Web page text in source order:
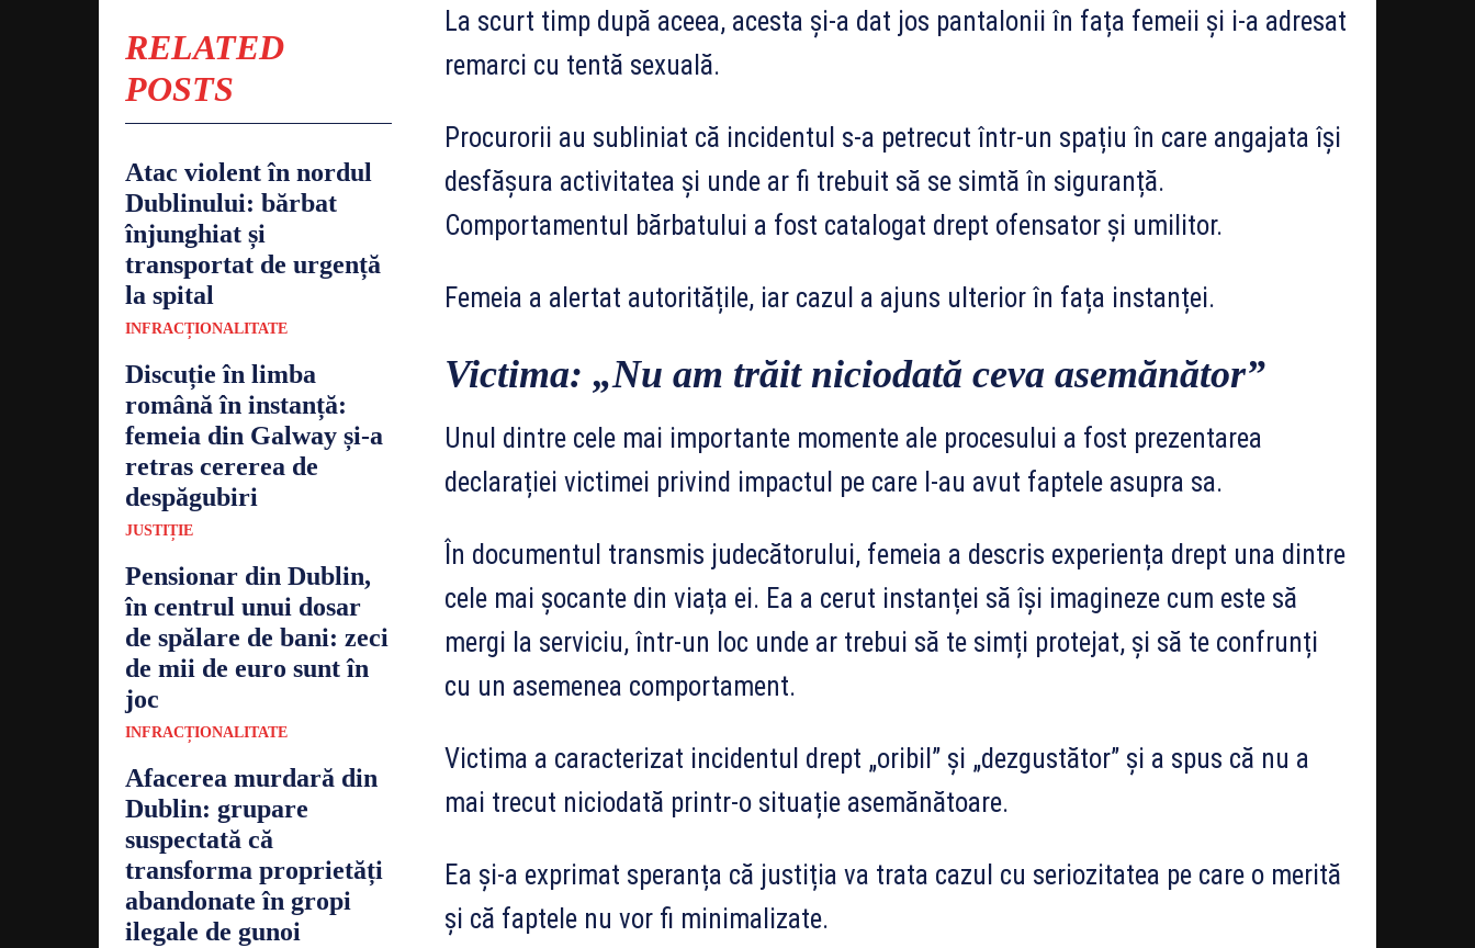
RELATED
POSTS
Atac violent în nordul
Dublinului: bărbat
înjunghiat și
transportat de urgență
la spital
INFRACȚIONALITATE
Discuție în limba
română în instanță:
femeia din Galway și-a
retras cererea de
despăgubiri
JUSTIȚIE
Pensionar din Dublin,
în centrul unui dosar
de spălare de bani: zeci
de mii de euro sunt în
joc
INFRACȚIONALITATE
Afacerea murdară din
Dublin: grupare
suspectată că
transforma proprietăți
abandonate în gropi
ilegale de gunoi
La scurt timp după aceea, acesta și-a dat jos pantalonii în fața femeii și i-a adresat
remarci cu tentă sexuală.
Procurorii au subliniat că incidentul s-a petrecut într-un spațiu în care angajata își
desfășura activitatea și unde ar fi trebuit să se simtă în siguranță.
Comportamentul bărbatului a fost catalogat drept ofensator și umilitor.
Femeia a alertat autoritățile, iar cazul a ajuns ulterior în fața instanței.
Victima: „Nu am trăit niciodată ceva asemănător”
Unul dintre cele mai importante momente ale procesului a fost prezentarea
declarației victimei privind impactul pe care l-au avut faptele asupra sa.
În documentul transmis judecătorului, femeia a descris experiența drept una dintre
cele mai șocante din viața ei. Ea a cerut instanței să își imagineze cum este să
mergi la serviciu, într-un loc unde ar trebui să te simți protejat, și să te confrunți
cu un asemenea comportament.
Victima a caracterizat incidentul drept „oribil” și „dezgustător” și a spus că nu a
mai trecut niciodată printr-o situație asemănătoare.
Ea și-a exprimat speranța că justiția va trata cazul cu seriozitatea pe care o merită
și că faptele nu vor fi minimalizate.